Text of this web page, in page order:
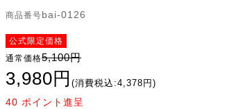
商品番号bai-0126
公式限定価格
通常価格5,100円
3,980円 (消費税込:4,378円)
40 ポイント進呈